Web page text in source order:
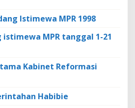
Istimewa MPR 1998
istimewa MPR tanggal 1-21
Kabinet Reformasi
Habibie